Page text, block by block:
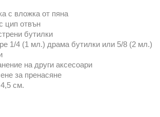
с вложка от пяна
цип отвън
бутилки
1/4 (1 мл.) драма бутилки или 5/8 (2 мл.)
на други аксесоари
за пренасяне
см.